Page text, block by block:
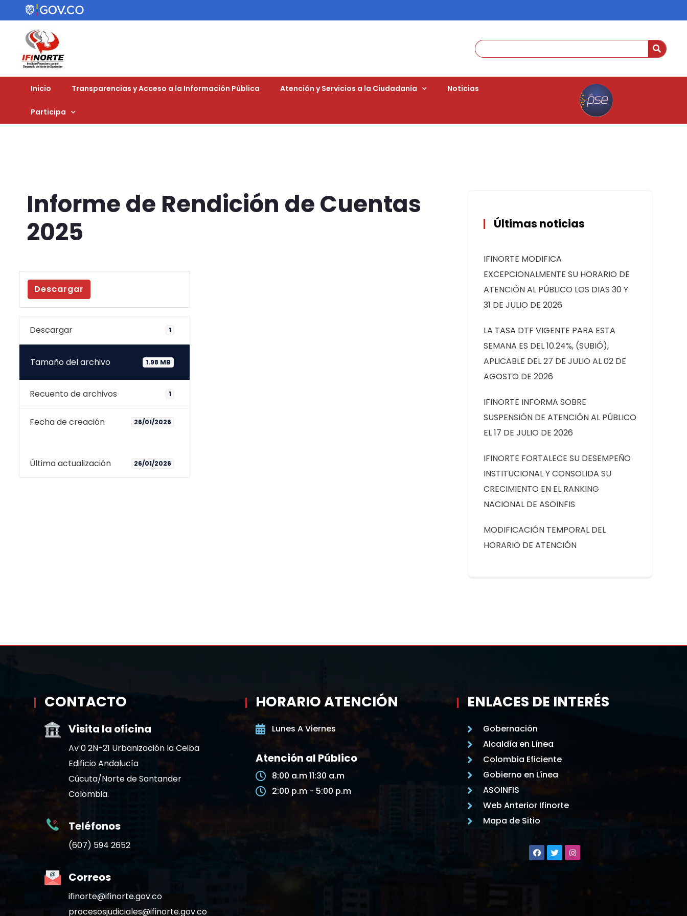
Inicio Transparencias y Acceso a la Información Pública Atención y Servicios a la Ciudadanía Noticias
Participa
Informe de Rendición de Cuentas
2025
Descargar
Descargar 1
Tamaño del archivo 1.98 MB
Recuento de archivos 1
Fecha de creación 26/01/2026
Última actualización 26/01/2026
Últimas noticias
IFINORTE MODIFICA
EXCEPCIONALMENTE SU HORARIO DE
ATENCIÓN AL PÚBLICO LOS DIAS 30 Y
31 DE JULIO DE 2026
LA TASA DTF VIGENTE PARA ESTA
SEMANA ES DEL 10.24%, (SUBIÓ),
APLICABLE DEL 27 DE JULIO AL 02 DE
AGOSTO DE 2026
IFINORTE INFORMA SOBRE
SUSPENSIÓN DE ATENCIÓN AL PÚBLICO
EL 17 DE JULIO DE 2026
IFINORTE FORTALECE SU DESEMPEÑO
INSTITUCIONAL Y CONSOLIDA SU
CRECIMIENTO EN EL RANKING
NACIONAL DE ASOINFIS
MODIFICACIÓN TEMPORAL DEL
HORARIO DE ATENCIÓN
CONTACTO
Visita la oficina
Av 0 2N-21 Urbanización la Ceiba
Edificio Andalucía
Cúcuta/Norte de Santander
Colombia.
Teléfonos
(607) 594 2652
Correos
ifinorte@ifinorte.gov.co
procesosjudiciales@ifinorte.gov.co
HORARIO ATENCIÓN
Lunes A Viernes
Atención al Público
8:00 a.m 11:30 a.m
2:00 p.m - 5:00 p.m
ENLACES DE INTERÉS
Gobernación
Alcaldía en Línea
Colombia Eficiente
Gobierno en Línea
ASOINFIS
Web Anterior Ifinorte
Mapa de Sitio